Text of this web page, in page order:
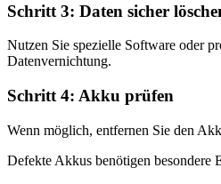
Schritt 3: Daten sicher
Nutzen Sie spezielle Software oder
Datenvernichtung.
Schritt 4: Akku prüfen
Wenn möglich, entfernen Sie den
Defekte Akkus benötigen besondere